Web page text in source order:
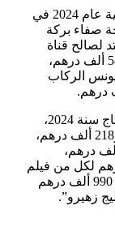
واستفاد من الدعم الذي وجه للإنتاجات الفنية عام 2024 في
صفاء بركة
لصالح قناة
“دوزيم”، حيث بلغت ميزانيته 13 مليون و581 ألف درهم،
الركاب
ومن بين الأفلام التي استفادت من دعم الإنتاج سنة 2024،
“جراح الماضي” لعز العرب العلوي مليون و218 ألف درهم،
باسكيط مليون و208 ألف درهم،
درهم لكل من فيلم
“فندق كازا فورنيا”، و”بيني وبينك”، ومنحت 990 ألف درهم